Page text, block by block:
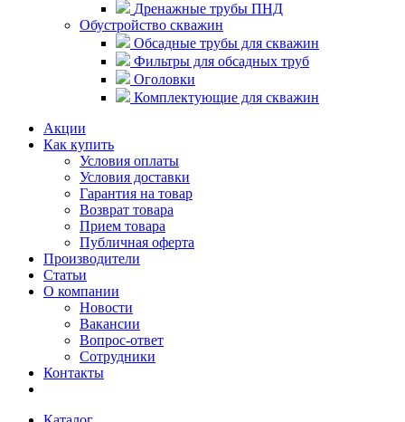
Дренажные трубы ПНД
Обустройство скважин
Обсадные трубы для скважин
Фильтры для обсадных труб
Оголовки
Комплектующие для скважин
Акции
Как купить
Условия оплаты
Условия доставки
Гарантия на товар
Возврат товара
Прием товара
Публичная оферта
Производители
Статьи
О компании
Новости
Вакансии
Вопрос-ответ
Сотрудники
Контакты